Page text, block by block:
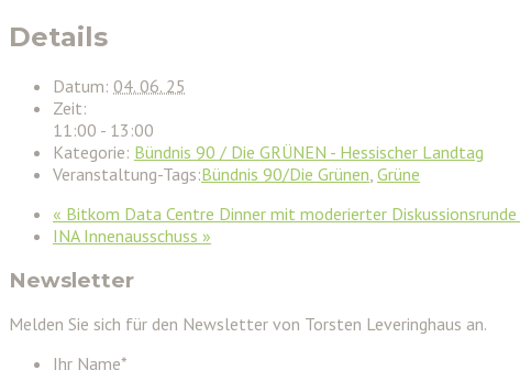
Details
Datum: 04. 06. 25
Zeit:
11:00 - 13:00
Kategorie: Bündnis 90 / Die GRÜNEN - Hessischer Landtag
Veranstaltung-Tags:Bündnis 90/Die Grünen Grüne
« Bitkom Data Centre Dinner mit moderierter
INA Innenausschuss »
Newsletter
Melden Sie sich für den Newsletter von Torsten Leveringhaus an.
Ihr Name*